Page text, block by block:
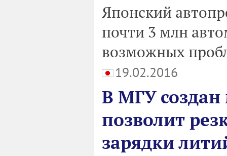
Японский
почти 3 млн
возможных
19.02.2016
В МГУ
позволит
зарядки